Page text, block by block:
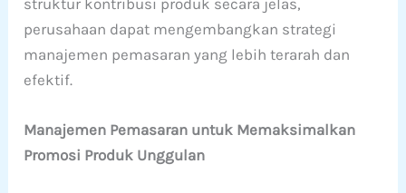
struktur kontribusi produk secara jelas,
perusahaan dapat mengembangkan strategi
manajemen pemasaran yang lebih terarah dan
efektif.
Manajemen Pemasaran untuk Memaksimalkan
Promosi Produk Unggulan